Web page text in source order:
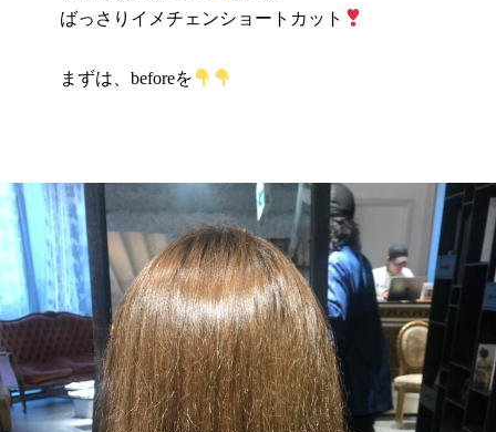
ばっさりイメチェンショートカット
まずは、beforeを